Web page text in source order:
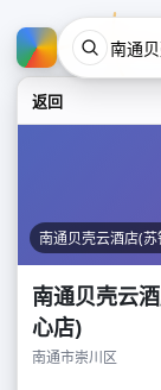
返回
南通贝壳云酒店(
南通贝壳云
心店)
南通市崇川区